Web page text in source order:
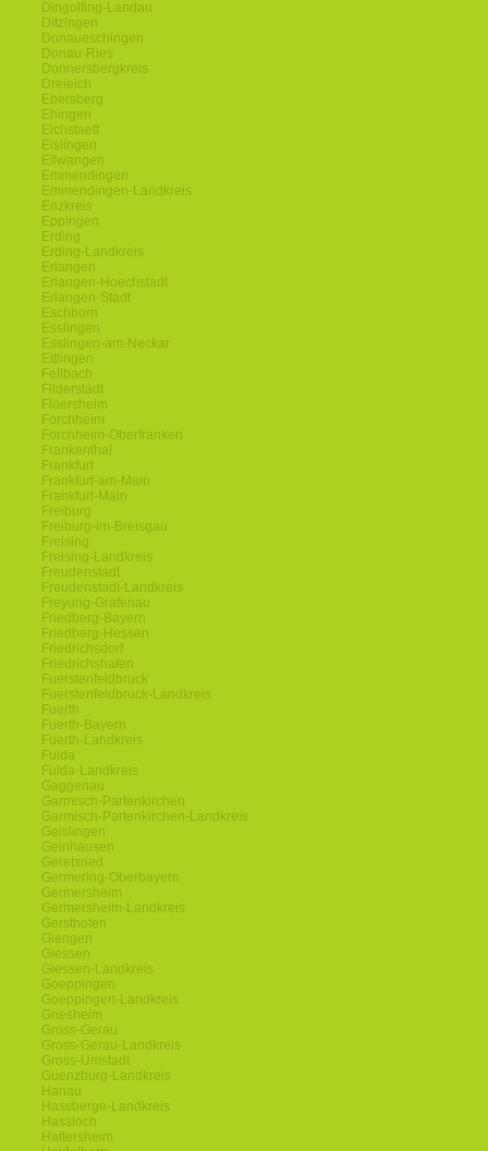
Dingolfing-Landau
Ditzingen
Donaueschingen
Donau-Ries
Donnersbergkreis
Dreieich
Ebersberg
Ehingen
Eichstaett
Eislingen
Ellwangen
Emmendingen
Emmendingen-Landkreis
Enzkreis
Eppingen
Erding
Erding-Landkreis
Erlangen
Erlangen-Hoechstadt
Erlangen-Stadt
Eschborn
Esslingen
Esslingen-am-Neckar
Ettlingen
Fellbach
Filderstadt
Floersheim
Forchheim
Forchheim-Oberfranken
Frankenthal
Frankfurt
Frankfurt-am-Main
Frankfurt-Main
Freiburg
Freiburg-im-Breisgau
Freising
Freising-Landkreis
Freudenstadt
Freudenstadt-Landkreis
Freyung-Grafenau
Friedberg-Bayern
Friedberg-Hessen
Friedrichsdorf
Friedrichshafen
Fuerstenfeldbruck
Fuerstenfeldbruck-Landkreis
Fuerth
Fuerth-Bayern
Fuerth-Landkreis
Fulda
Fulda-Landkreis
Gaggenau
Garmisch-Partenkirchen
Garmisch-Partenkirchen-Landkreis
Geislingen
Gelnhausen
Geretsried
Germering-Oberbayern
Germersheim
Germersheim-Landkreis
Gersthofen
Giengen
Giessen
Giessen-Landkreis
Goeppingen
Goeppingen-Landkreis
Griesheim
Gross-Gerau
Gross-Gerau-Landkreis
Gross-Umstadt
Guenzburg-Landkreis
Hanau
Hassberge-Landkreis
Hassloch
Hattersheim